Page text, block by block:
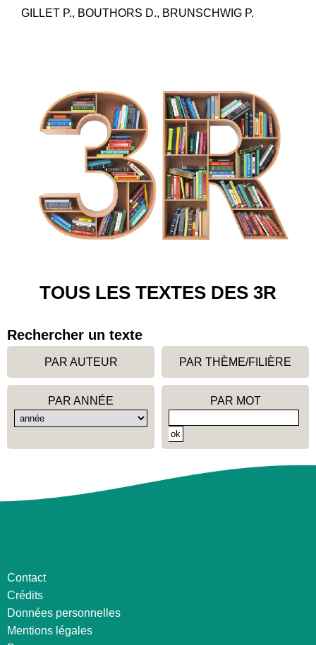
GILLET P., BOUTHORS D., BRUNSCHWIG P.
TOUS LES TEXTES DES 3R
Rechercher un texte
PAR AUTEUR PAR THÈME/FILIÈRE
PAR ANNÉE PAR MOT
Contact
Crédits
Données personnelles
Mentions légales